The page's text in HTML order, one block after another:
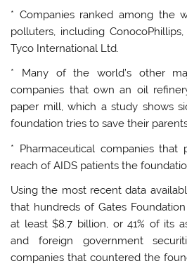
* Companies ranked among the
polluters, including
Tyco International Ltd.
* Many of the world’s other
companies that own an oil
paper mill, which a study shows
foundation tries to save their
* Pharmaceutical companies that
reach of AIDS patients the
Using the most recent data
that hundreds of Gates
at least $8.7 billion, or 41% of its
and foreign government
companies that countered the